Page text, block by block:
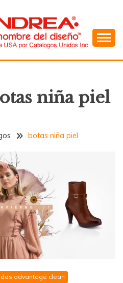
niña piel
botas niña piel
advantage clean